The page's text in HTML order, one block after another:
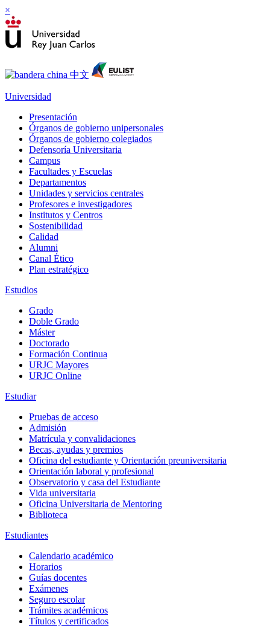
×
Universidad
Presentación
Órganos de gobierno unipersonales
Órganos de gobierno colegiados
Defensoría Universitaria
Campus
Facultades y Escuelas
Departamentos
Unidades y servicios centrales
Profesores e investigadores
Institutos y Centros
Sostenibilidad
Calidad
Alumni
Canal Ético
Plan estratégico
Estudios
Grado
Doble Grado
Máster
Doctorado
Formación Continua
URJC Mayores
URJC Online
Estudiar
Pruebas de acceso
Admisión
Matrícula y convalidaciones
Becas, ayudas y premios
Oficina del estudiante y Orientación preuniversitaria
Orientación laboral y profesional
Observatorio y casa del Estudiante
Vida universitaria
Oficina Universitaria de Mentoring
Biblioteca
Estudiantes
Calendario académico
Horarios
Guías docentes
Exámenes
Seguro escolar
Trámites académicos
Títulos y certificados